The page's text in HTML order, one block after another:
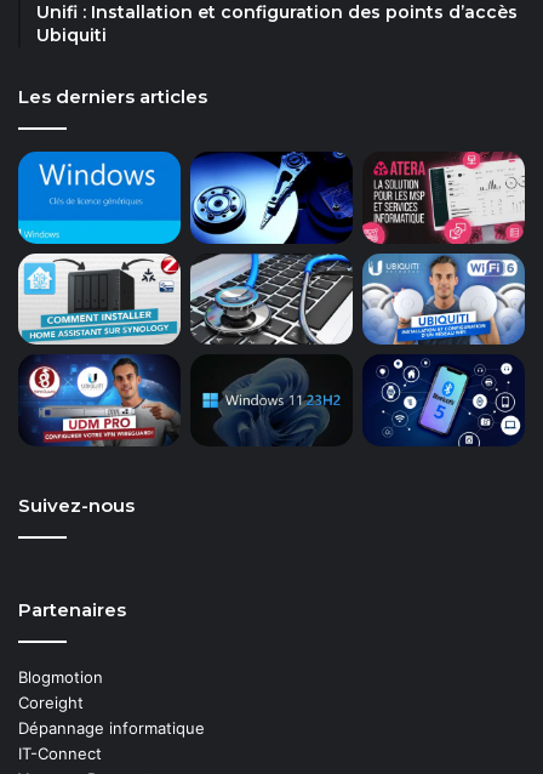
Unifi : Installation et configuration des points d’accès
Ubiquiti
Les derniers articles
Suivez-nous
Partenaires
Blogmotion
Coreight
Dépannage informatique
IT-Connect